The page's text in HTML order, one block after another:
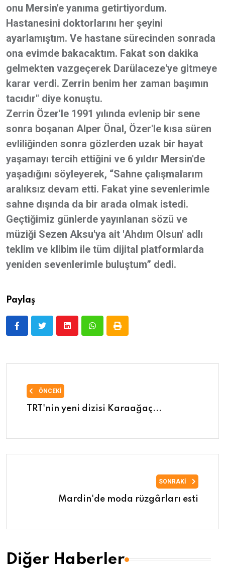
onu Mersin'e yanıma getirtiyordum.
Hastanesini doktorlarını her şeyini
ayarlamıştım. Ve hastane sürecinden sonrada
ona evimde bakacaktım. Fakat son dakika
gelmekten vazgeçerek Darülaceze'ye gitmeye
karar verdi. Zerrin benim her zaman başımın
tacıdır" diye konuştu.
Zerrin Özer'le 1991 yılında evlenip bir sene
sonra boşanan Alper Önal, Özer'le kısa süren
evliliğinden sonra gözlerden uzak bir hayat
yaşamayı tercih ettiğini ve 6 yıldır Mersin'de
yaşadığını söyleyerek, “Sahne çalışmalarım
aralıksız devam etti. Fakat yine sevenlerimle
sahne dışında da bir arada olmak istedi.
Geçtiğimiz günlerde yayınlanan sözü ve
müziği Sezen Aksu'ya ait 'Ahdım Olsun' adlı
teklim ve klibim ile tüm dijital platformlarda
yeniden sevenlerimle buluştum” dedi.
Paylaş
ÖNCEKI
TRT'nin yeni dizisi Karaağaç...
SONRAKI
Mardin'de moda rüzgârları esti
Diğer Haberler